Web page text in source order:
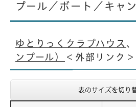
プール／ボート／キャ
ゆとりっくクラブハウス 、
ンプール）
＜外部リンク＞
表のサイズを切り